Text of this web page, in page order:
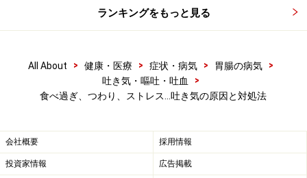
糖尿病性アシドーシス
吐き気・嘔吐の原因となる病気
吐き気・嘔吐の原因の調べ方
吐き気・嘔吐を引き起こす病気は、非常にたくさんあり
ランキングをもっと見る
All About > 健康・医療 > 症状・病気 > 胃腸の病気
>
吐き気・嘔吐・吐血
>
食べ過ぎ、つわり、ストレス…吐き気の原因と対処法
会社概要 採用情報
投資家情報 広告掲載